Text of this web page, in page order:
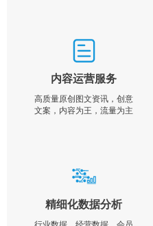
内容运营服务
高质量原创图文资讯，创意
文案，内容为王，流量为主
精细化数据分析